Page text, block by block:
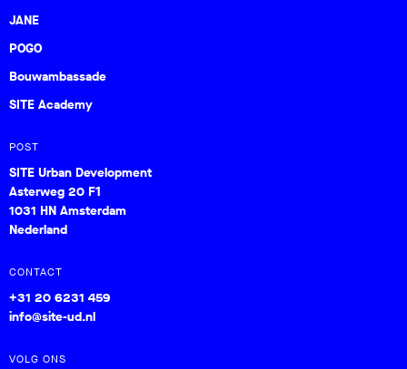
JANE
POGO
Bouwambassade
SITE Academy
POST
SITE Urban Development
Asterweg 20 F1
1031 HN Amsterdam
Nederland
CONTACT
+31 20 6231 459
info@site-ud.nl
VOLG ONS